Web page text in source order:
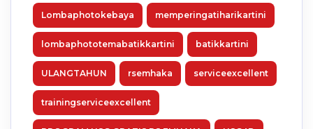
Lombaphotokebaya memperingatiharikartini
lombaphototemabatikkartini batikkartini
ULANGTAHUN rsemhaka serviceexcellent
trainingserviceexcellent